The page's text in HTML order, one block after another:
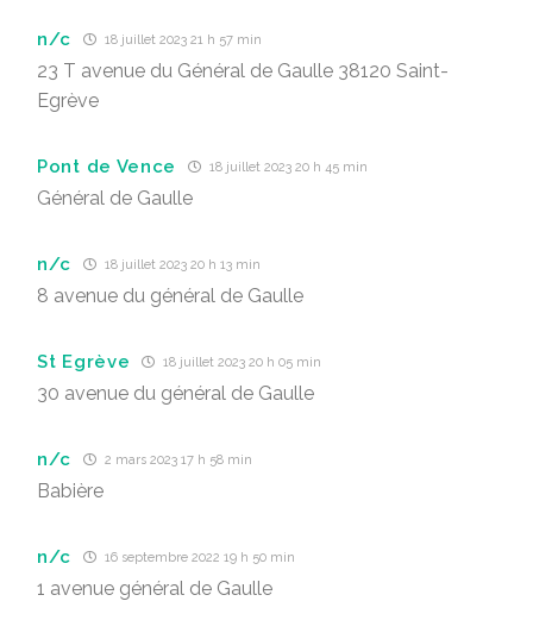
n/c 18 juillet 2023 21 h 57 min
23 T avenue du Général de Gaulle 38120 Saint-
Egrève
Pont de Vence 18 juillet 2023 20 h 45 min
Général de Gaulle
n/c 18 juillet 2023 20 h 13 min
8 avenue du général de Gaulle
St Egrève 18 juillet 2023 20 h 05 min
30 avenue du général de Gaulle
n/c 2 mars 2023 17 h 58 min
Babière
n/c 16 septembre 2022 19 h 50 min
1 avenue général de Gaulle